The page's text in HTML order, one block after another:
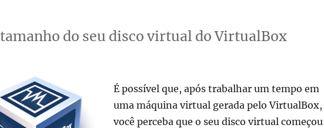
do seu disco virtual do VirtualBox
É possível que, após trabalhar um tempo em
uma máquina virtual gerada pelo VirtualBox,
você perceba que o seu disco virtual começou